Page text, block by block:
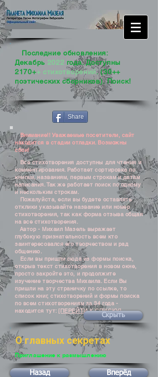
Последние обновления:
Декабрь2022 года. Доступны
2170++ стихотворений. (30++
поэтических сборников). Поиск!
Share
Внимание!! Уважаемые посетители, сайт
находится в стадии отладки. Возможны
сбои!
Все стихотворения доступны для чтения и
комментирования. Работает сортировка по
книгам, названиям, первым строкам и датам
написания. Так же работает поиск по одному
и нескольким строкам.
Пожалуйста, если вы будете оставлять
отклики указывайте название или номер
стихотворения, так как форма отзыва общая
на все стихотворения.
Автор - Михаил Мазель выражает
глубокую признательность всем кто
заинтересовался его творчеством и рад
общению.
Если вы пришли сюда из формы поиска,
открыв текст стихотворения в новом окне,
просто закройте это, и продолжите
изучение творчества Михаила. Если Вы
пришли на эту страничку по ссылке, то
список книг, стихотворений и формы поиска
по всем стихотворениям за 34 года -
находится тут: [ПЕРЕЙТИ К СПИСКУ]
Скрыть
О главных секретах
Приглашение к размышлению
Назад Вперёд